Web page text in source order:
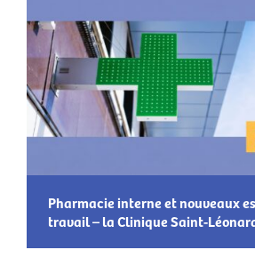
Pharmacie interne et nouveaux
travail – la Clinique Saint-